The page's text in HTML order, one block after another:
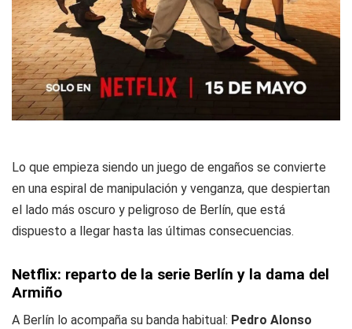
Lo que empieza siendo un juego de engaños se convierte
en una espiral de manipulación y venganza, que despiertan
el lado más oscuro y peligroso de Berlín, que está
dispuesto a llegar hasta las últimas consecuencias.
Netflix: reparto de la serie Berlín y la dama del
Armiño
A Berlín lo acompaña su banda habitual: Pedro Alonso